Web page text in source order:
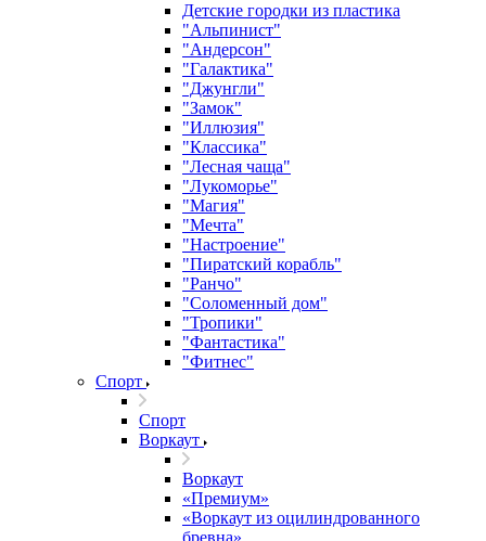
Детские городки из пластика
"Альпинист"
"Андерсон"
"Галактика"
"Джунгли"
"Замок"
"Иллюзия"
"Классика"
"Лесная чаща"
"Лукоморье"
"Магия"
"Мечта"
"Настроение"
"Пиратский корабль"
"Ранчо"
"Соломенный дом"
"Тропики"
"Фантастика"
"Фитнес"
Спорт
Спорт
Воркаут
Воркаут
«Премиум»
«Воркаут из оцилиндрованного
бревна»